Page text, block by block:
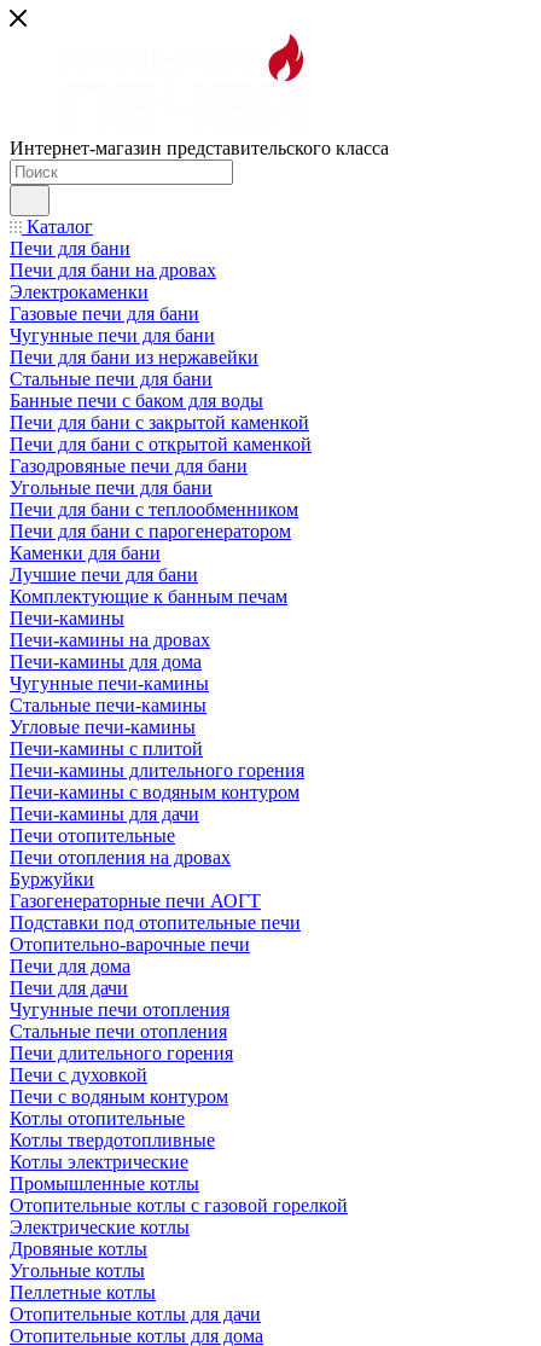
Интернет-магазин представительского класса
Каталог
Печи для бани
Печи для бани на дровах
Электрокаменки
Газовые печи для бани
Чугунные печи для бани
Печи для бани из нержавейки
Стальные печи для бани
Банные печи с баком для воды
Печи для бани с закрытой каменкой
Печи для бани с открытой каменкой
Газодровяные печи для бани
Угольные печи для бани
Печи для бани с теплообменником
Печи для бани с парогенератором
Каменки для бани
Лучшие печи для бани
Комплектующие к банным печам
Печи-камины
Печи-камины на дровах
Печи-камины для дома
Чугунные печи-камины
Стальные печи-камины
Угловые печи-камины
Печи-камины с плитой
Печи-камины длительного горения
Печи-камины с водяным контуром
Печи-камины для дачи
Печи отопительные
Печи отопления на дровах
Буржуйки
Газогенераторные печи АОГТ
Подставки под отопительные печи
Отопительно-варочные печи
Печи для дома
Печи для дачи
Чугунные печи отопления
Стальные печи отопления
Печи длительного горения
Печи с духовкой
Печи с водяным контуром
Котлы отопительные
Котлы твердотопливные
Котлы электрические
Промышленные котлы
Отопительные котлы с газовой горелкой
Электрические котлы
Дровяные котлы
Угольные котлы
Пеллетные котлы
Отопительные котлы для дачи
Отопительные котлы для дома